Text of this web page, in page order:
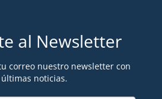
al Newsletter
correo nuestro newsletter con
últimas noticias.